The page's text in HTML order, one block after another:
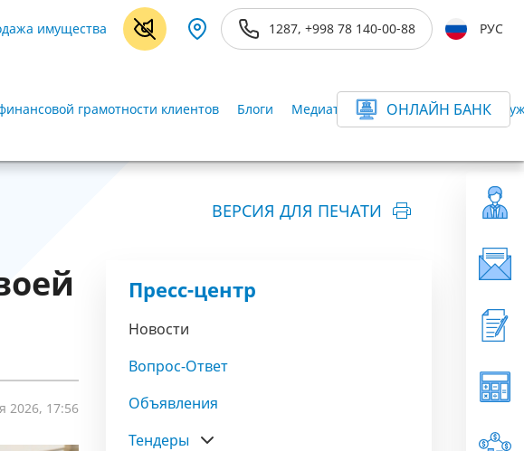
имущества 1287, +998 78 140-00-88 РУС
грамотности клиентов Блоги Медиатека Информационная-
ОНЛАЙН БАНК
ВЕРСИЯ ДЛЯ ПЕЧАТИ
2026, 17:56
Пресс-центр
Новости
Вопрос-Ответ
Объявления
Тендеры